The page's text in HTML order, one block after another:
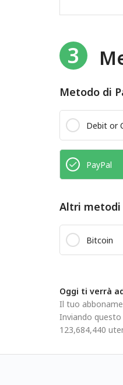
3
Metodo di
Debit or
PayPal
Altri metodi
Bitcoin
Oggi ti verrà
Il tuo
Inviando
123,684,440